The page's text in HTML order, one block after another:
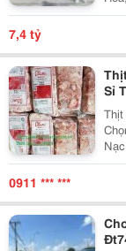
7,4 tỷ
Sỉ
Thịt
Lệ
0911 *** ***